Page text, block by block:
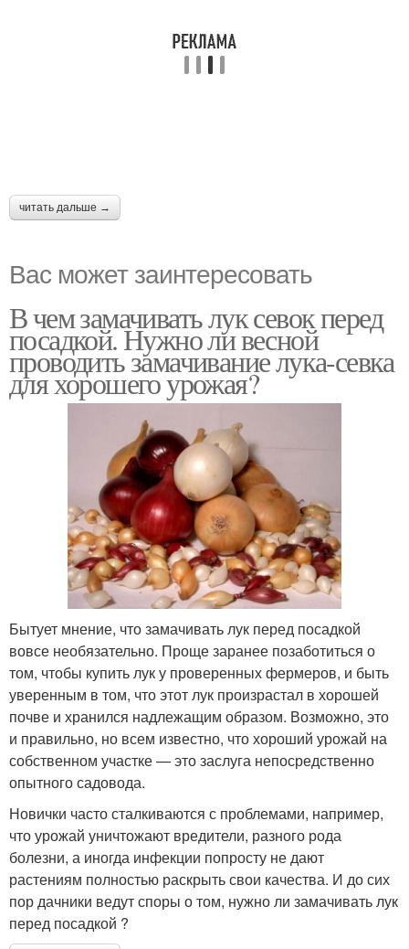
читать дальше →
Вас может заинтересовать
В чем замачивать лук севок перед
посадкой. Нужно ли весной
проводить замачивание лука-севка
для хорошего урожая?
Бытует мнение, что замачивать лук перед посадкой
вовсе необязательно. Проще заранее позаботиться о
том, чтобы купить лук у проверенных фермеров, и быть
уверенным в том, что этот лук произрастал в хорошей
почве и хранился надлежащим образом. Возможно, это
и правильно, но всем известно, что хороший урожай на
собственном участке — это заслуга непосредственно
опытного садовода.
Новички часто сталкиваются с проблемами, например,
что урожай уничтожают вредители, разного рода
болезни, а иногда инфекции попросту не дают
растениям полностью раскрыть свои качества. И до сих
пор дачники ведут споры о том, нужно ли замачивать лук
перед посадкой ?